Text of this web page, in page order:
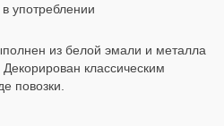
употреблении
из белой эмали и металла
классическим
повозки.